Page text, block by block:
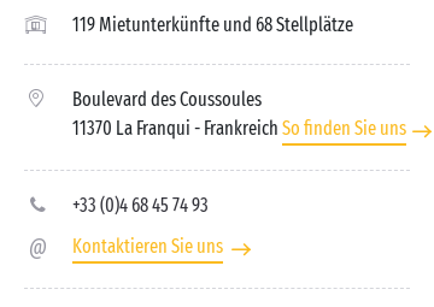
119 Mietunterkünfte und 68 Stellplätze
Boulevard des Coussoules
11370 La Franqui - Frankreich So finden Sie uns
+33 (0)4 68 45 74 93
Kontaktieren Sie uns